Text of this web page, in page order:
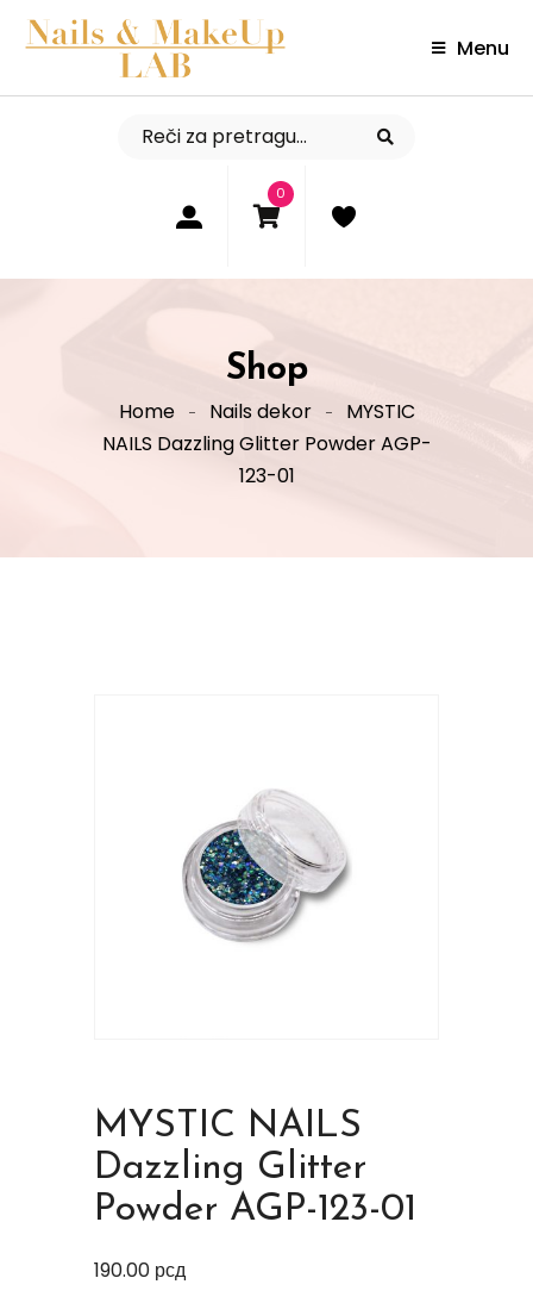
Menu
0
Shop
Home Nails dekor
MYSTIC
NAILS Dazzling Glitter Powder AGP-
123-01
MYSTIC NAILS
Dazzling Glitter
Powder AGP-123-01
190.00 рсд